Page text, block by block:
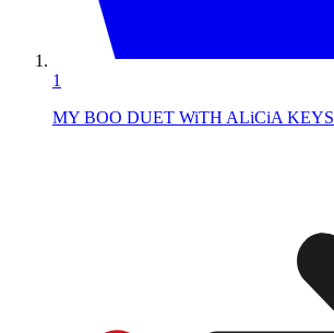
1
MY BOO DUET WiTH ALiCiA KEYS